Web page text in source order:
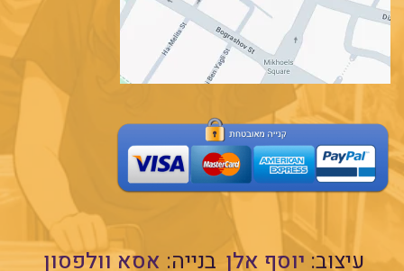
עיצוב:יוסף אלן בנייה: אסא וולפסון